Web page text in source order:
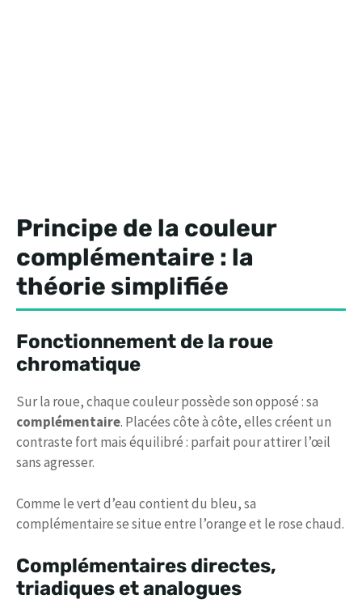
Principe de la couleur
complémentaire : la
théorie simplifiée
Fonctionnement de la roue
chromatique
Sur la roue, chaque couleur possède son opposé : sa
complémentaire. Placées côte à côte, elles créent un
contraste fort mais équilibré : parfait pour attirer l’œil
sans agresser.
Comme le vert d’eau contient du bleu, sa
complémentaire se situe entre l’orange et le rose chaud.
Complémentaires directes,
triadiques et analogues